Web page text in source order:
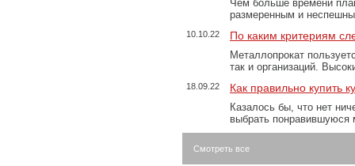
Чем больше времени
размеренным и
10.10.22 По каким критериям
Металлопрокат
так и организаций.
18.09.22 Как правильно купить
Казалось бы, что нет
выбрать
Смотреть все